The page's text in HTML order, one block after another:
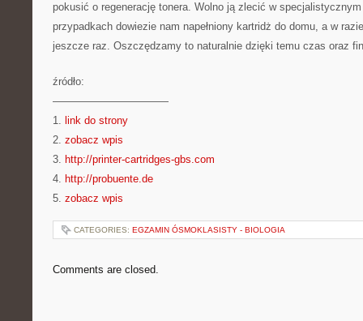
pokusić o regenerację tonera. Wolno ją zlecić w
przypadkach dowiezie nam napełniony kartridż do domu, a w
jeszcze raz. Oszczędzamy to naturalnie dzięki temu czas oraz
źródło:
———————————
1. link do strony
2. zobacz wpis
3. http://printer-cartridges-gbs.com
4. http://probuente.de
5. zobacz wpis
CATEGORIES: EGZAMIN ÓSMOKLASISTY - BIOLOGIA
Comments are closed.